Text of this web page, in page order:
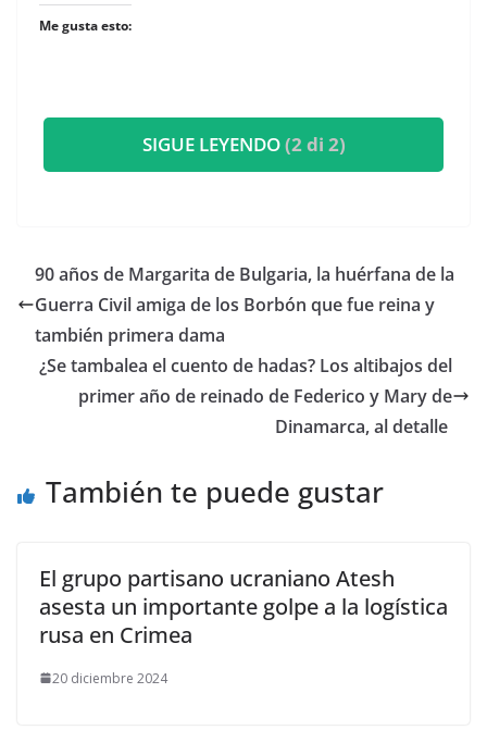
Me gusta esto:
SIGUE LEYENDO(2 di 2)
​90 años de Margarita de Bulgaria, la huérfana de la
Guerra Civil amiga de los Borbón que fue reina y
también primera dama
​¿Se tambalea el cuento de hadas? Los altibajos del
primer año de reinado de Federico y Mary de
Dinamarca, al detalle
También te puede gustar
El grupo partisano ucraniano Atesh
asesta un importante golpe a la logística
rusa en Crimea
20 diciembre 2024